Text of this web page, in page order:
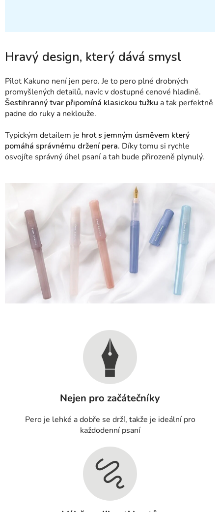
Hravý design, který dává smysl
Pilot Kakuno není jen pero. Je to pero plné drobných
promyšlených detailů, navíc v dostupné cenové hladině.
Šestihranný tvar připomíná klasickou tužku a tak perfektně
padne do ruky a neklouže.
Typickým detailem je hrot s jemným úsměvem který
pomáhá správnému držení pera. Díky tomu si rychle
osvojíte správný úhel psaní a tah bude přirozeně plynulý.
Nejen pro začátečníky
Pero je lehké a dobře se drží, takže je ideální pro
každodenní psaní